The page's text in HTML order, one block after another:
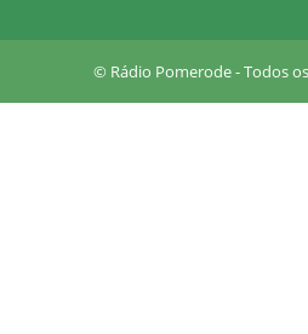
a
© Rádio Pomerode - Todos